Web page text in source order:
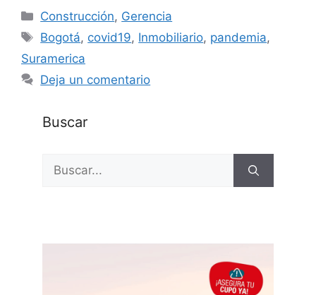
Categorías
Construcción, Gerencia
Etiquetas
Bogotá, covid19, Inmobiliario, pandemia,
Suramerica
Deja un comentario
Buscar
Buscar: